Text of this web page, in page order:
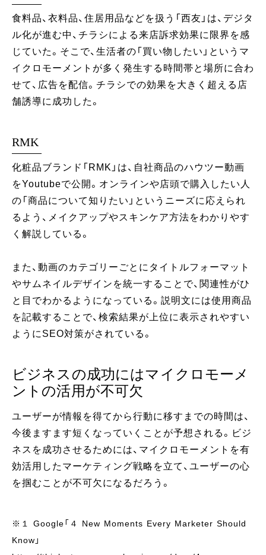
食料品、衣料品、住居用品などを扱う「西友」は、デジタ
ル化が進む中、チラシによる来店訴求効果に限界を感
じていた。そこで、生活者の「買い物したい」というマ
イクロモーメントが多く発生する時間帯と場所に合わ
せて、広告を配信。チラシでの効果を大きく超える店
舗誘導に成功した。
RMK
化粧品ブランド「RMK」は、自社商品のハウツー動画
をYoutubeで公開。オンラインや店頭で購入したい人
の「商品について知りたい」というニーズに応えられ
るよう、メイクアップやスキンケア方法をわかりやす
く解説している。
また、動画のカテゴリーごとにタイトルフォーマット
やサムネイルデザインを統一することで、関連性がひ
と目でわかるようになっている。説明文には使用商品
を記載することで、検索結果が上位に表示されやすい
ようにSEO対策がされている。
ビジネスの成功にはマイクロモーメ
ントの活用が不可欠
ユーザーが情報を得てから行動に移すまでの時間は、
今後ますます短くなっていくことが予想される。ビジ
ネスを成功させるためには、マイクロモーメントを有
効活用したマーケティング戦略を立て、ユーザーの心
を掴むことが不可欠になるだろう。
※１ Google「４ New Moments Every Marketer Should
Know」